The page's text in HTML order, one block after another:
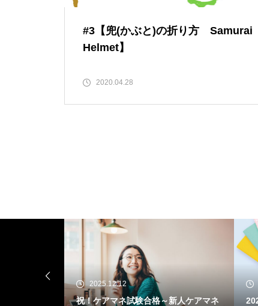
#3【兜(かぶと)の折り方 Samurai
Helmet】
2020.04.28
2025.09.18
2026年度版｜キャプスの手帳シリーズ